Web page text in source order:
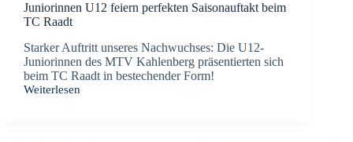
Juniorinnen U12 feiern perfekten Saisonauftakt beim
TC Raadt
Starker Auftritt unseres Nachwuchses: Die U12-
Juniorinnen des MTV Kahlenberg präsentierten sich
beim TC Raadt in bestechender Form!
Weiterlesen
Juniorinnen